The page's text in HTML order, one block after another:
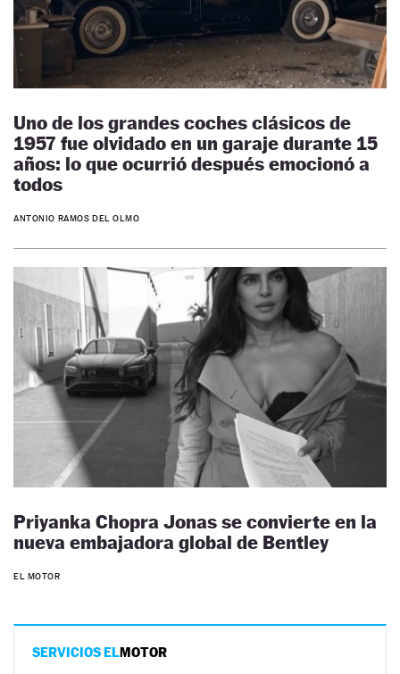
Uno de los grandes coches clásicos de
1957 fue olvidado en un garaje durante 15
años: lo que ocurrió después emocionó a
todos
ANTONIO RAMOS DEL OLMO
Priyanka Chopra Jonas se convierte en la
nueva embajadora global de Bentley
EL MOTOR
SERVICIOS ELMOTOR